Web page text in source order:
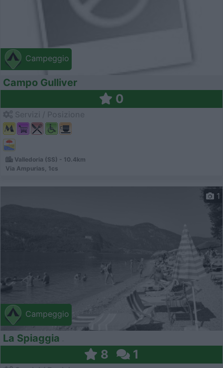
Campeggio
Campo Gulliver
0
Valledoria (SS) - 10.4km
Via Ampurias, 1cs
Campeggio
1
La Spiaggia
8 1